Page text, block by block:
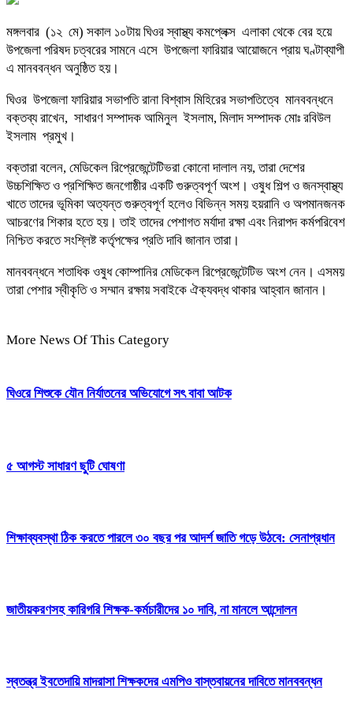
মঙ্গলবার (১২ মে) সকাল ১০টায় ঘিওর স্বাস্থ্য কমপ্লেক্স এলাকা থেকে বের হয়ে
উপজেলা পরিষদ চত্বরের সামনে এসে উপজেলা ফারিয়ার আয়োজনে প্রায় ঘণ্টাব্যাপী
এ মানববন্ধন অনুষ্ঠিত হয়।
ঘিওর উপজেলা ফারিয়ার সভাপতি রানা বিশ্বাস মিহিরের সভাপতিত্বে মানববন্ধনে
বক্তব্য রাখেন, সাধারণ সম্পাদক আমিনুল ইসলাম, মিলাদ সম্পাদক মোঃ রবিউল
ইসলাম প্রমুখ।
বক্তারা বলেন, মেডিকেল রিপ্রেজেন্টেটিভরা কোনো দালাল নয়, তারা দেশের
উচ্চশিক্ষিত ও প্রশিক্ষিত জনগোষ্ঠীর একটি গুরুত্বপূর্ণ অংশ। ওষুধ শিল্প ও জনস্বাস্থ্য
খাতে তাদের ভূমিকা অত্যন্ত গুরুত্বপূর্ণ হলেও বিভিন্ন সময় হয়রানি ও অপমানজনক
আচরণের শিকার হতে হয়। তাই তাদের পেশাগত মর্যাদা রক্ষা এবং নিরাপদ কর্মপরিবেশ
নিশ্চিত করতে সংশ্লিষ্ট কর্তৃপক্ষের প্রতি দাবি জানান তারা।
মানববন্ধনে শতাধিক ওষুধ কোম্পানির মেডিকেল রিপ্রেজেন্টেটিভ অংশ নেন। এসময়
তারা পেশার স্বীকৃতি ও সম্মান রক্ষায় সবাইকে ঐক্যবদ্ধ থাকার আহ্বান জানান।
More News Of This Category
ঘিওরে শিশুকে যৌন নির্যাতনের অভিযোগে সৎ বাবা আটক
৫ আগস্ট সাধারণ ছুটি ঘোষণা
শিক্ষাব্যবস্থা ঠিক করতে পারলে ৩০ বছর পর আদর্শ জাতি গড়ে উঠবে: সেনাপ্রধান
জাতীয়করণসহ কারিগরি শিক্ষক-কর্মচারীদের ১০ দাবি, না মানলে আন্দোলন
স্বতন্ত্র ইবতেদায়ি মাদরাসা শিক্ষকদের এমপিও বাস্তবায়নের দাবিতে মানববন্ধন